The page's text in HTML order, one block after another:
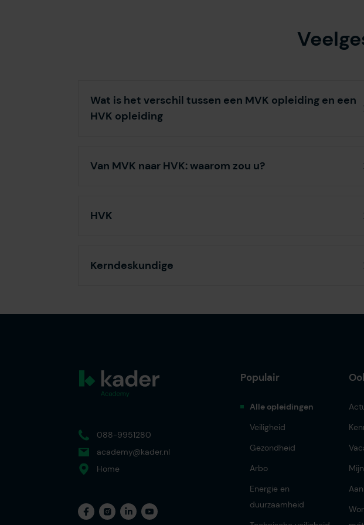
Wat is het verschil tussen een MVK opleiding en een
HVK opleiding
Van MVK naar HVK: waarom zou u?
HVK
Kerndeskundige
088-9951280
academy@kader.nl
Home
Populair
Alle opleidingen
Veiligheid
Gezondheid
Arbo
Energie en
duurzaamheid